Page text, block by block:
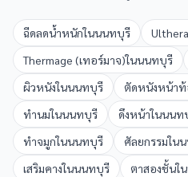
ฉีดลดน้ำหนักในนนทบุรี
Thermage (เทอร์มาจ)ในนนทบุรี
ผิวหนังในนนทบุรี ตัดหนังหน้าท้
ทำนมในนนทบุรี ดึงหน้าในนนท
ทำจมูกในนนทบุรี ศัลยกรรมใน
เสริมคางในนนทบุรี ตาสองชั้นใน